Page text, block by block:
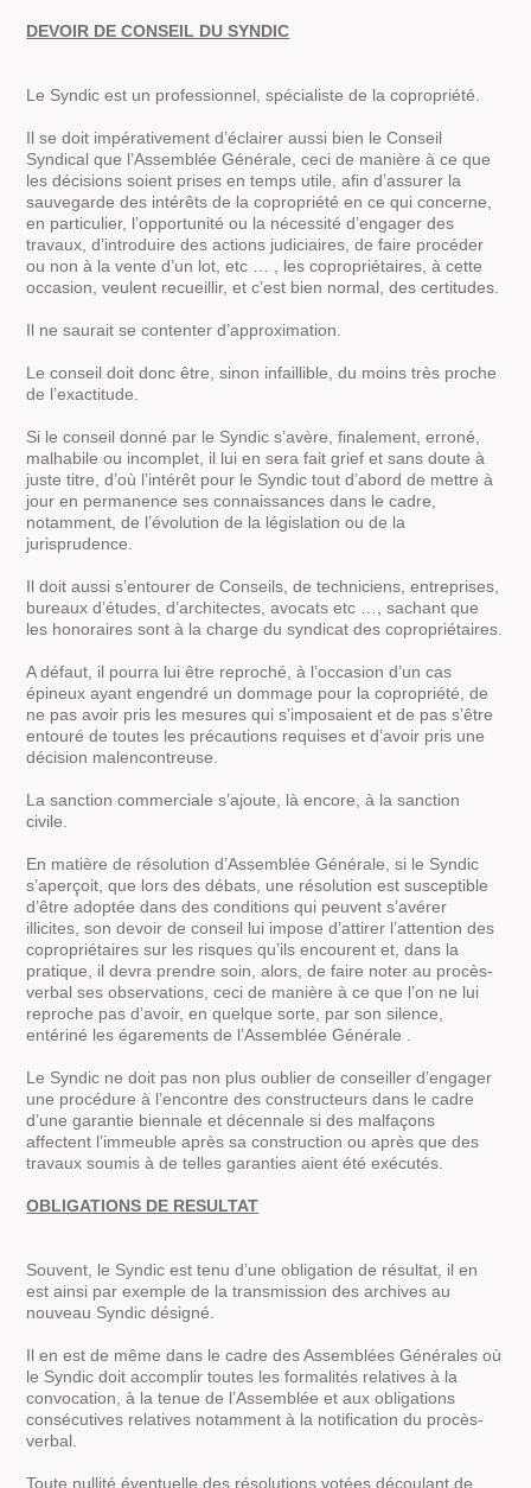
DEVOIR DE CONSEIL DU SYNDIC
Le Syndic est un professionnel, spécialiste de la copropriété.
Il se doit impérativement d’éclairer aussi bien le Conseil
Syndical que l’Assemblée Générale, ceci de manière à ce que
les décisions soient prises en temps utile, afin d’assurer la
sauvegarde des intérêts de la copropriété en ce qui concerne,
en particulier, l’opportunité ou la nécessité d’engager des
travaux, d’introduire des actions judiciaires, de faire procéder
ou non à la vente d’un lot, etc … , les copropriétaires, à cette
occasion, veulent recueillir, et c’est bien normal, des certitudes.
Il ne saurait se contenter d’approximation.
Le conseil doit donc être, sinon infaillible, du moins très proche
de l’exactitude.
Si le conseil donné par le Syndic s’avère, finalement, erroné,
malhabile ou incomplet, il lui en sera fait grief et sans doute à
juste titre, d’où l’intérêt pour le Syndic tout d’abord de mettre à
jour en permanence ses connaissances dans le cadre,
notamment, de l’évolution de la législation ou de la
jurisprudence.
Il doit aussi s’entourer de Conseils, de techniciens, entreprises,
bureaux d’études, d’architectes, avocats etc …, sachant que
les honoraires sont à la charge du syndicat des copropriétaires.
A défaut, il pourra lui être reproché, à l’occasion d’un cas
épineux ayant engendré un dommage pour la copropriété, de
ne pas avoir pris les mesures qui s’imposaient et de pas s’être
entouré de toutes les précautions requises et d’avoir pris une
décision malencontreuse.
La sanction commerciale s’ajoute, là encore, à la sanction
civile.
En matière de résolution d’Assemblée Générale, si le Syndic
s’aperçoit, que lors des débats, une résolution est susceptible
d’être adoptée dans des conditions qui peuvent s’avérer
illicites, son devoir de conseil lui impose d’attirer l’attention des
copropriétaires sur les risques qu’ils encourent et, dans la
pratique, il devra prendre soin, alors, de faire noter au procès-
verbal ses observations, ceci de manière à ce que l’on ne lui
reproche pas d’avoir, en quelque sorte, par son silence,
entériné les égarements de l’Assemblée Générale .
Le Syndic ne doit pas non plus oublier de conseiller d’engager
une procédure à l’encontre des constructeurs dans le cadre
d’une garantie biennale et décennale si des malfaçons
affectent l’immeuble après sa construction ou après que des
travaux soumis à de telles garanties aient été exécutés.
OBLIGATIONS DE RESULTAT
Souvent, le Syndic est tenu d’une obligation de résultat, il en
est ainsi par exemple de la transmission des archives au
nouveau Syndic désigné.
Il en est de même dans le cadre des Assemblées Générales où
le Syndic doit accomplir toutes les formalités relatives à la
convocation, à la tenue de l’Assemblée et aux obligations
consécutives relatives notamment à la notification du procès-
verbal.
Toute nullité éventuelle des résolutions votées découlant de